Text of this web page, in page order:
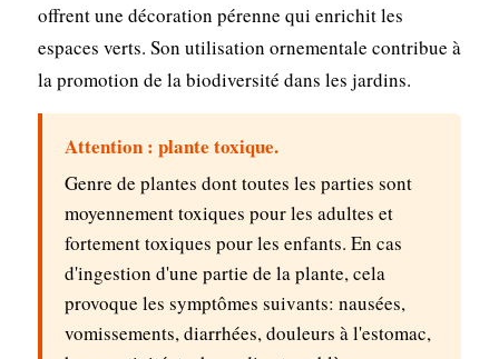
offrent une décoration pérenne qui enrichit les
espaces verts. Son utilisation ornementale contribue à
la promotion de la biodiversité dans les jardins.
Attention : plante toxique.
Genre de plantes dont toutes les parties sont
moyennement toxiques pour les adultes et
fortement toxiques pour les enfants. En cas
d'ingestion d'une partie de la plante, cela
provoque les symptômes suivants: nausées,
vomissements, diarrhées, douleurs à l'estomac,